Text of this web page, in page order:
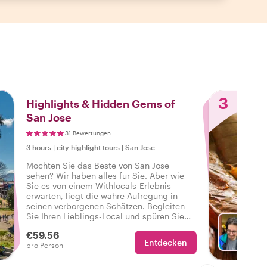
Highlights & Hidden Gems of
San Jose
31 Bewertungen
3 hours | city highlight tours | San Jose
Möchten Sie das Beste von San Jose
sehen? Wir haben alles für Sie. Aber wie
Sie es von einem Withlocals-Erlebnis
erwarten, liegt die wahre Aufregung in
seinen verborgenen Schätzen. Begleiten
Sie Ihren Lieblings-Local und spüren Sie
Tour, die alles zu bieten hat, damit Sie
sagen können: Ich habe das echte San
€59.56
pro Person Entdecken
3